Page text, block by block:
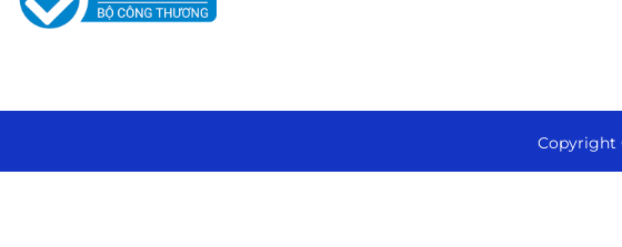
Copyright